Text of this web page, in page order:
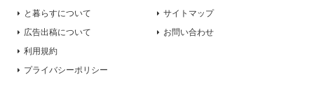
と暮らすについて
広告出稿について
サイトマップ
お問い合わせ
利用規約
プライバシーポリシー